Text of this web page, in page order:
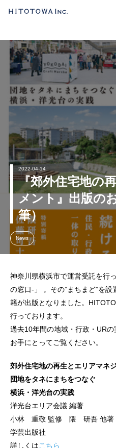
2022-04-14
『郊外住宅地の
メント』出版の
筆）
News
神奈川県横浜市で運営受託を行
の窓口-」 。その”まちまど”を
籍が出版となりました。
行っております。
過去10年間の地域・行政・UR
お手にとってご覧ください。
郊外住宅地の再生とエリアマネ
団地をタネにまちをつなぐ
横浜・洋光台の実践
洋光台エリア会議 編著
小林 重敬 監修 隈 研吾 他著
学芸出版社
詳しくはこちら